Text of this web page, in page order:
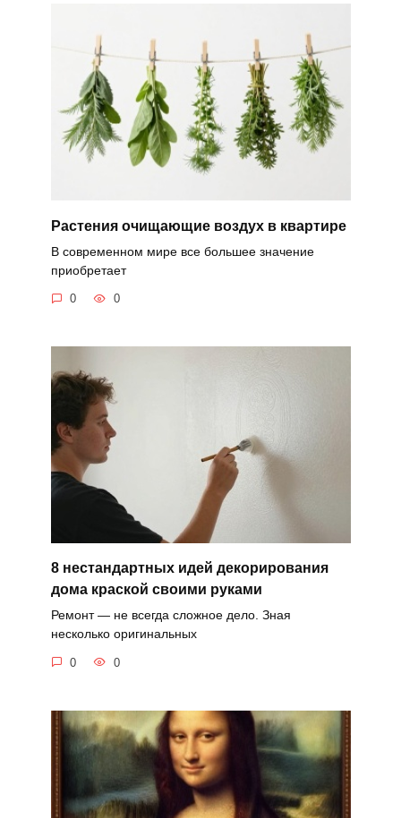
Растения очищающие воздух в квартире
В современном мире все большее значение
приобретает
0 0
8 нестандартных идей декорирования
дома краской своими руками
Ремонт — не всегда сложное дело. Зная
несколько оригинальных
0 0